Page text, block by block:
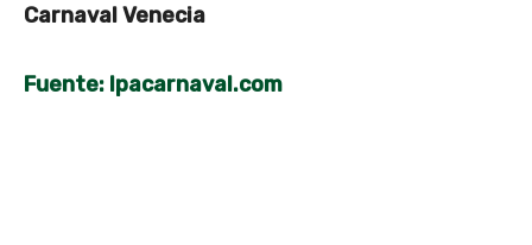
Carnaval Venecia
Fuente: lpacarnaval.com